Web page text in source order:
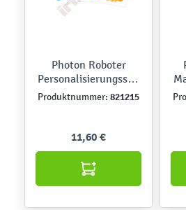
Photon Roboter
Personalisierungsstic
ker, 4er-Set
Produktnummer: 821215
11,60 €